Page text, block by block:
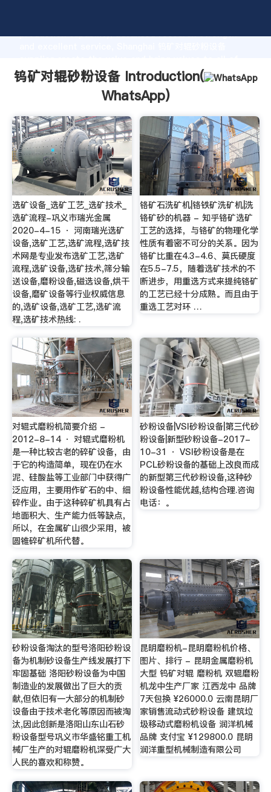
production capability, advanced research strength
customers.
钨矿对辊砂粉设备 Introduction(
WhatsApp)
选矿设备_选矿工艺_选矿技术_
选矿流程-巩义市瑞光金属
2020-4-15 · 河南瑞光选矿
设备,选矿工艺,选矿流程,选矿技
术网是专业发布选矿工艺,选矿
流程,选矿设备,选矿技术,筛分输
送设备,磨粉设备,磁选设备,烘干
设备,磨矿设备等行业权威信息
的,选矿设备,选矿工艺,选矿流
程,选矿技术热线: .
铬矿石洗矿机|铬铁矿洗矿机|洗
铬矿砂的机器 - 知乎铬矿选矿
工艺的选择，与铬矿的物理化学
性质有着密不可分的关系。因为
铬矿比重在4.3-4.6、莫氏硬度
在5.5-7.5，随着选矿技术的不
断进步，用重选方式来提纯铬矿
的工艺已经十分成熟。而且由于
重选工艺对环 …
对辊式磨粉机简要介绍 -
2012-8-14 · 对辊式磨粉机
是一种比较古老的碎矿设备，由
于它的构造简单，现在仍在水
泥、硅酸盐等工业部门中获得广
泛应用，主要用作矿石的中、细
碎作业。由于这种碎矿机具有占
地面积大、生产能力低等缺点，
所以，在金属矿山很少采用，被
圆锥碎矿机所代替。
砂粉设备|VSI砂粉设备|第三代砂
粉设备|新型砂粉设备-2017-
10-31 · VSI砂粉设备是在
PCL砂粉设备的基础上改良而成
的新型第三代砂粉设备,这种砂
粉设备性能优越,结构合理.咨询
电话：。
砂粉设备淘汰的型号洛阳砂粉设
备为机制砂设备生产线发展打下
牢固基础 洛阳砂粉设备为中国
制造业的发展做出了巨大的贡
献,但依旧有一大部分的机制砂
设备由于技术老化等原因而被淘
汰,因此创新是洛阳山东山石砂
粉设备型号巩义市华盛铭重工机
械厂生产的对辊磨粉机深受广大
人民的喜欢和称赞。
昆明磨粉机-昆明磨粉机价格、
图片、排行 - 昆明金属磨粉机
大型 钨矿对辊 磨粉机 双辊磨粉
机龙中生产厂家 江西龙中 品牌
7天包换 ¥26000.0 云南昆明厂
家销售流动式砂粉设备 建筑垃
圾移动式磨粉机设备 润洋机械
品牌 支付宝 ¥129800.0 昆明
润洋重型机械制造有限公司